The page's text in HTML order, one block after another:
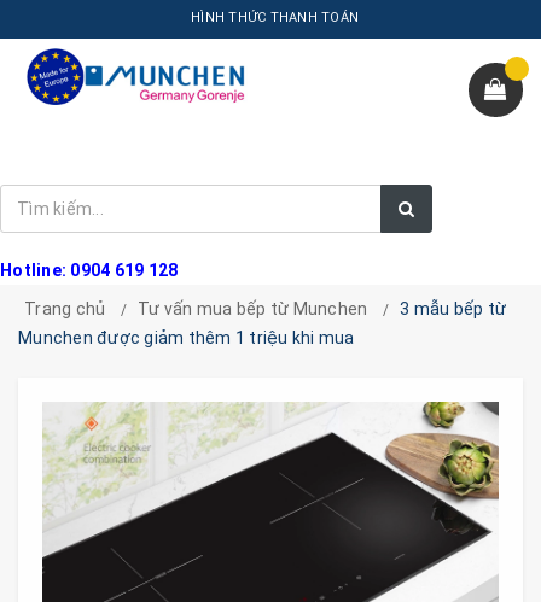
HÌNH THỨC THANH TOÁN
Hotline: 0904 619 128
Trang chủ
Tư vấn mua bếp từ Munchen
3 mẫu bếp từ
Munchen được giảm thêm 1 triệu khi mua